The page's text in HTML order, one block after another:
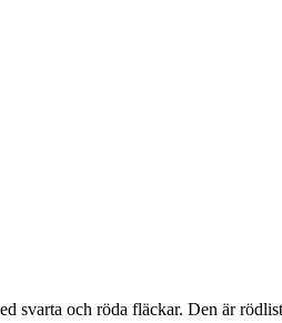
och röda fläckar. Den är